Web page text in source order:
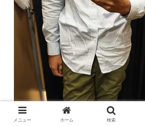
メニュー ホーム 検索